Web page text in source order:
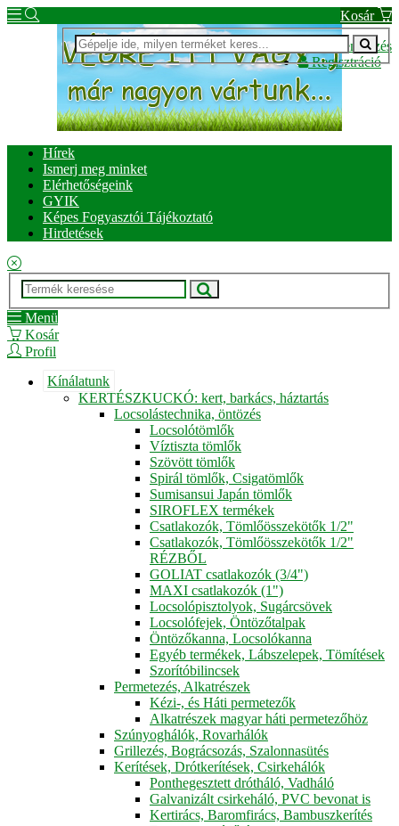
Kosár
Bejelentkezés
Regisztráció
Hírek
Ismerj meg minket
Elérhetőségeink
GYIK
Képes Fogyasztói Tájékoztató
Hirdetések
Menü
Kosár
Profil
Kínálatunk
KERTÉSZKUCKÓ: kert, barkács, háztartás
Locsolástechnika, öntözés
Locsolótömlők
Víztiszta tömlők
Szövött tömlők
Spirál tömlők, Csigatömlők
Sumisansui Japán tömlők
SIROFLEX termékek
Csatlakozók, Tömlőösszekötők 1/2"
Csatlakozók, Tömlőösszekötők 1/2"
RÉZBŐL
GOLIAT csatlakozók (3/4")
MAXI csatlakozók (1")
Locsolópisztolyok, Sugárcsövek
Locsolófejek, Öntözőtalpak
Öntözőkanna, Locsolókanna
Egyéb termékek, Lábszelepek, Tömítések
Szorítóbilincsek
Permetezés, Alkatrészek
Kézi-, és Háti permetezők
Alkatrészek magyar háti permetezőhöz
Szúnyoghálók, Rovarhálók
Grillezés, Bográcsozás, Szalonnasütés
Kerítések, Drótkerítések, Csirkehálók
Ponthegesztett drótháló, Vadháló
Galvanizált csirkeháló, PVC bevonat is
Kertirács, Baromfirács, Bambuszkerítés